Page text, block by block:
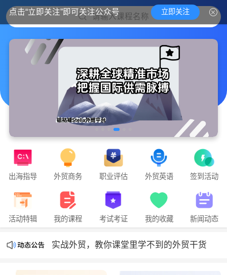
点击“立即关注”即可关注公众号 立即关注
请输入课程名称
出海指导 外贸商务 职业评估 外贸英语 签到活动
活动特辑 我的课程 考试考证 我的收藏 新闻动态
实战外贸，教你课堂里学不到的外贸干货
钮钴禄Stella外贸官方平台隆重上线🧨🧨🧨
点击下方「课程」即可开始学习📚📚📚
实战外贸，教你课堂里学不到的外贸干货